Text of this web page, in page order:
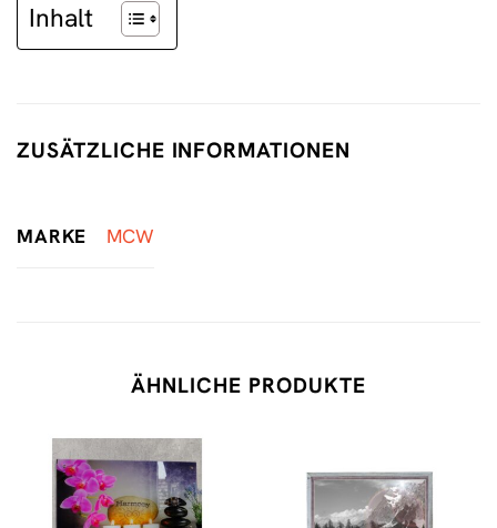
Inhalt
ZUSÄTZLICHE INFORMATIONEN
MARKE MCW
ÄHNLICHE PRODUKTE